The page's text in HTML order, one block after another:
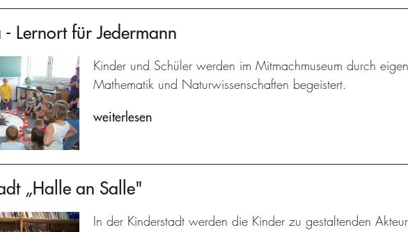
Lernort für Jedermann
Kinder und Schüler werden im Mitmachmuseum durch
Mathematik und Naturwissenschaften begeistert.
weiterlesen
„Halle an Salle"
In der Kinderstadt werden die Kinder zu gestaltenden